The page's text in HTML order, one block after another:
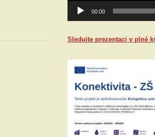
00:00
Sledujte prezentaci v plné